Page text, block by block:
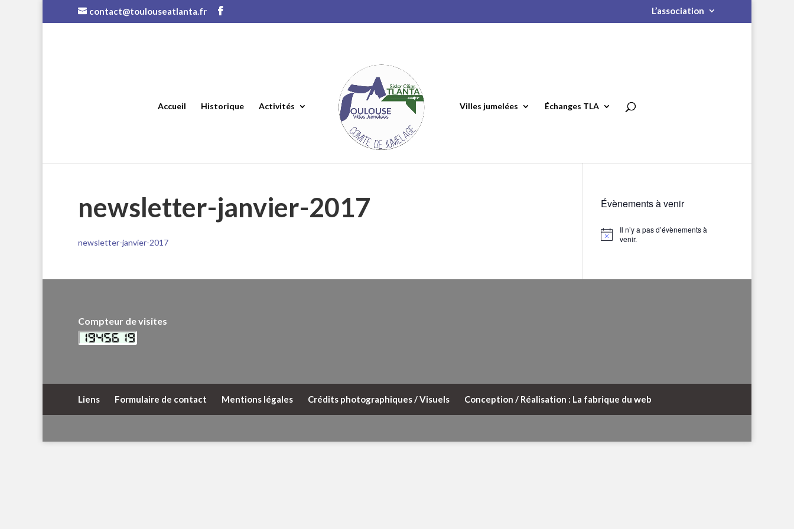
contact@toulouseatlanta.fr L’association
Accueil Historique Activités Villes jumelées Échanges TLA
newsletter-janvier-2017
newsletter-janvier-2017
Évènements à venir
Notice
Il n’y a pas d’évènements à
venir.
Compteur de visites
Liens Formulaire de contact Mentions légales Crédits photographiques / Visuels Conception / Réalisation : La fabrique du web